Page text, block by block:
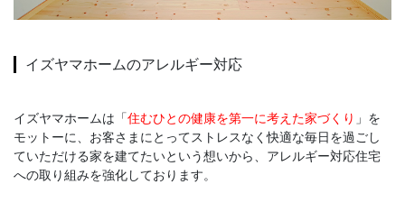
イズヤマホームのアレルギー対応
イズヤマホームは「住むひとの健康を第一に考えた家づくり 」を
モットーに、お客さまにとってストレスなく快適な毎日を過ごし
ていただける家を建てたいという想いから、 アレルギー対応住宅
への取り組みを強化しております。